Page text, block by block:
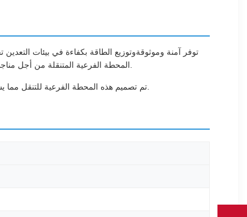
المحطة الفرعية المتنقلة من أجل مناجم الفحم الخطرة، مناجم خام المعادن، وغيرها من الغلاف الجوي المتفجرة.عزل الراتنج من النوع الجاف يضمن المتانة والسلامة مع تقليل متطلبات الصيانة.
تم تصميم هذه المحطة الفرعية للتنقل مما يسمح بسهولة النقل داخل عمليات التعدين مع تقدم العمل.ومعدات التعدين الثقيلة الأخرىلضمان إمدادات الطاقة دون انقطاع في ظروف تحت الأرض صعبة.